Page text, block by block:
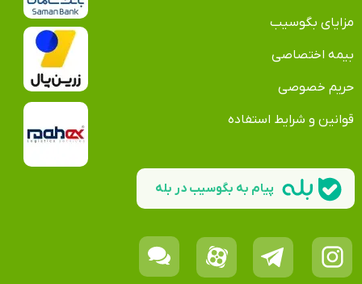
مزایای بگوسیب
بیمه اختصاصی
حریم خصوصی
قوانین و شرایط استفاده
پیام به بگوسیب در بله